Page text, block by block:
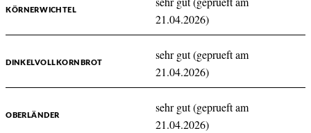
KÖRNERWICHTEL
21.04.2026)
DINKELVOLLKORNBROT
sehr gut (geprueft am
21.04.2026)
OBERLÄNDER
sehr gut (geprueft am
21.04.2026)